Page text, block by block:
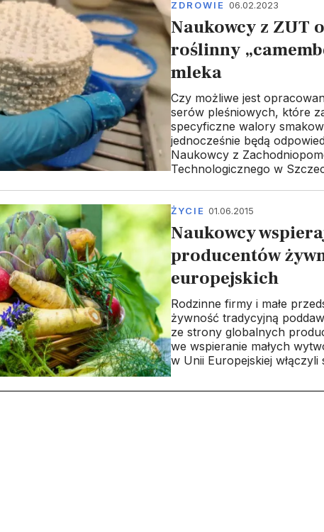
ZDROWIE 06.02.2023
Naukowcy z ZUT
roślinny
mleka
Czy możliwe jest
serów pleśniowych, które
specyficzne walory
jednocześnie będą
Naukowcy z
Technologicznego w
ŻYCIE 01.06.2015
Naukowcy
producentów
europejskich
Rodzinne firmy i małe
żywność tradycyjną
ze strony globalnych
we wspieranie małych
w Unii Europejskiej włączyli